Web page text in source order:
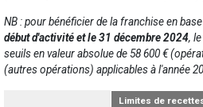
NB : pour bénéficier de la franchise en
début d'activité et le 31 décembre 2024,
seuils en valeur absolue de 58 600 €
(autres opérations) applicables à l'année
Limites de